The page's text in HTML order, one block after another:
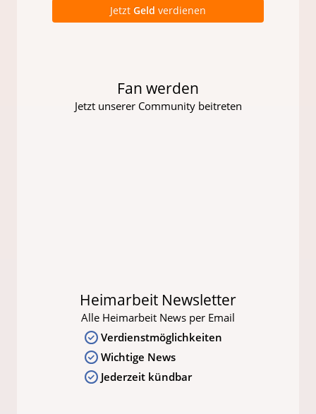
Jetzt Geld verdienen
Fan werden
Jetzt unserer Community beitreten
Heimarbeit Newsletter
Alle Heimarbeit News per Email
Verdienstmöglichkeiten
Wichtige News
Jederzeit kündbar